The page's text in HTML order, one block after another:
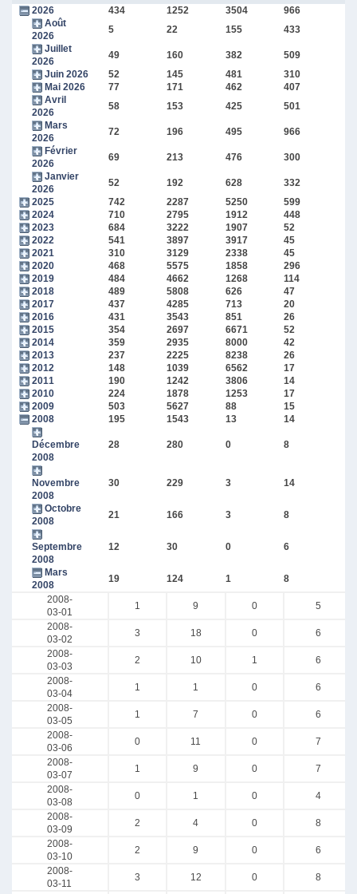
2026 434 1252 3504 966
Août
2026
5 22 155 433
Juillet
2026
49 160 382 509
Juin 2026
52 145 481 310
Mai 2026
77 171 462 407
Avril
2026
58 153 425 501
Mars
2026
72 196 495 966
Février
2026
69 213 476 300
Janvier
2026
52 192 628 332
2025
742 2287 5250 599
2024
710 2795 1912 448
2023
684 3222 1907 52
2022
541 3897 3917 45
2021
310 3129 2338 45
2020
468 5575 1858 296
2019
484 4662 1268 114
2018
489 5808 626 47
2017
437 4285 713 20
2016
431 3543 851 26
2015
354 2697 6671 52
2014
359 2935 8000 42
2013
237 2225 8238 26
2012
148 1039 6562 17
2011
190 1242 3806 14
2010
224 1878 1253 17
2009
503 5627 88 15
2008
195 1543 13 14
Décembre
2008
28 280 0 8
Novembre
2008
30 229 3 14
Octobre
2008
21 166 3 8
Septembre
2008
12 30 0 6
Mars
2008
19 124 1 8
2008-
03-01
1 9 0
5
2008-
03-02
3 18 0
6
2008-
03-03
2 10 1
6
2008-
03-04
1 1 0
6
2008-
03-05
1 7 0
6
2008-
03-06
0 11 0
7
2008-
03-07
1 9 0
7
2008-
03-08
0 1 0
4
2008-
03-09
2 4 0
8
2008-
03-10
2 9 0
6
2008-
03-11
3 12 0
8